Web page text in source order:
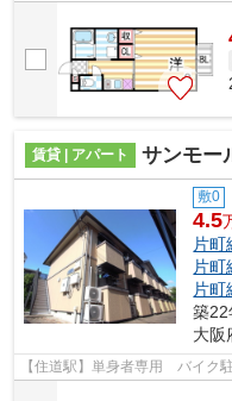
賃貸 | アパート サンモー
敷0
4.5
片町
片町
片町
築22
大阪
【住道駅】単身者専用 バイク